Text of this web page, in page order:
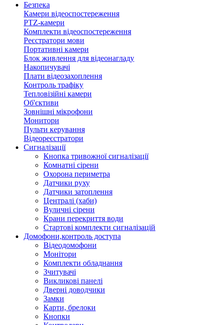
Безпека
Камери відеоспостереження
PTZ-камери
Комплекти відеоспостереження
Реєстратори мови
Портативні камери
Блок живлення для відеонагладу
Накопичувачі
Плати відеозахоплення
Контроль трафіку
Тепловізійні камери
Об'єктиви
Зовнішні мікрофони
Монитори
Пульти керування
Відеореєстратори
Сигналізації
Кнопка тривожної сигналізації
Комнатні сірени
Охорона периметра
Датчики руху
Датчики затоплення
Централі (хаби)
Вуличні сірени
Крани перекриття води
Стартові комплекти сигналізацій
Домофони,контроль доступа
Відеодомофони
Монітори
Комплекти обладнання
Зчитувачі
Викликові панелі
Дверні доводчики
Замки
Карти, брелоки
Кнопки